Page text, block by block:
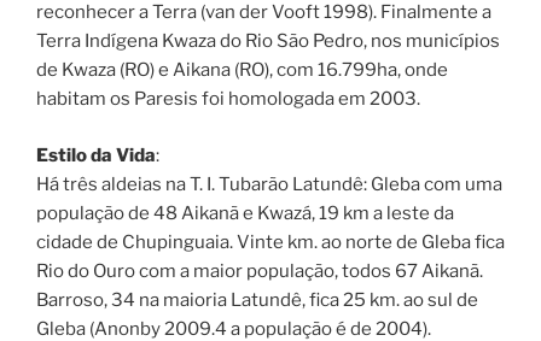
reconhecer a Terra (van der Vooft 1998). Finalmente a
Terra Indígena Kwaza do Rio São Pedro, nos municípios
de Kwaza (RO) e Aikana (RO), com 16.799ha, onde
habitam os Paresis foi homologada em 2003.
Estilo da Vida:
Há três aldeias na T. I. Tubarão Latundê: Gleba com uma
população de 48 Aikanã e Kwazá, 19 km a leste da
cidade de Chupinguaia. Vinte km. ao norte de Gleba fica
Rio do Ouro com a maior população, todos 67 Aikanã.
Barroso, 34 na maioria Latundê, fica 25 km. ao sul de
Gleba (Anonby 2009.4 a população é de 2004).